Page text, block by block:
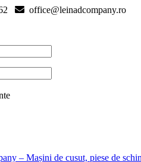
office@leinadcompany.ro